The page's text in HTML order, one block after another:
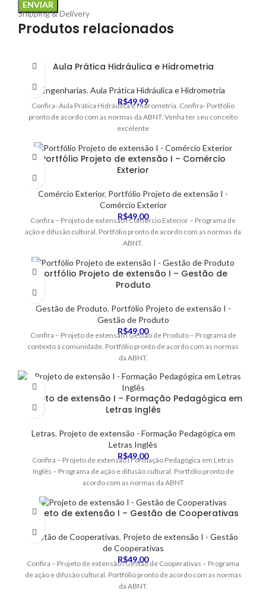
Shipping & Delivery
Produtos relacionados
Aula Prática Hidráulica e Hidrometria
Engenharias, Aula Prática Hidráulica e Hidrometria
R$49,99
Confira- Aula Prática Hidráulica e Hidrometria. Confira- Portfólio
pronto de acordo com as normas da ABNT. Venha ter seu conceito
excelente
Portfólio Projeto de extensão I – Comércio
Exterior
Comércio Exterior, Portfólio Projeto de extensão I -
Comércio Exterior
R$49,00
Confira – Projeto de extensão I Comercio Exterior – Programa de
ação e difusão cultural. Portfólio pronto de acordo com as normas da
ABNT.
Portfólio Projeto de extensão I – Gestão de
Produto
Gestão de Produto, Portfólio Projeto de extensão I -
Gestão de Produto
R$49,00
Confira – Projeto de extensão I Gestão de Produto – Programa de
contexto á comunidade. Portfólio pronto de acordo com as normas
da ABNT.
Projeto de extensão I – Formação Pedagógica em
Letras Inglês
Letras, Projeto de extensão - Formação Pedagógica em
Letras Inglês
R$49,00
Confira – Projeto de extensão I Formação Pedagógica em Letras
Inglês – Programa de ação e difusão cultural. Portfólio pronto de
acordo com as normas da ABNT
Projeto de extensão I – Gestão de Cooperativas
Gestão de Cooperativas, Projeto de extensão I - Gestão
de Cooperativas
R$49,00
Confira – Projeto de extensão I Gestão de Cooperativas – Programa
de ação e difusão cultural. Portfólio pronto de acordo com as normas
da ABNT.